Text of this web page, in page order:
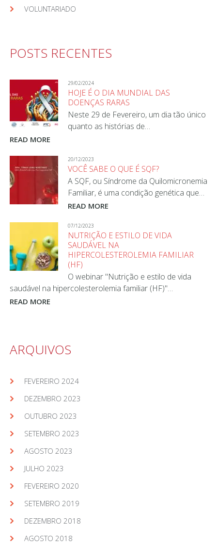
VOLUNTARIADO
POSTS RECENTES
29/02/2024
HOJE É O DIA MUNDIAL DAS
DOENÇAS RARAS
Neste 29 de Fevereiro, um dia tão único
quanto as histórias de…
READ MORE
20/12/2023
VOCÊ SABE O QUE É SQF?
A SQF, ou Síndrome da Quilomicronemia
Familiar, é uma condição genética que…
READ MORE
07/12/2023
NUTRIÇÃO E ESTILO DE VIDA
SAUDÁVEL NA
HIPERCOLESTEROLEMIA FAMILIAR
(HF)
O webinar "Nutrição e estilo de vida
saudável na hipercolesterolemia familiar (HF)"…
READ MORE
ARQUIVOS
FEVEREIRO 2024
DEZEMBRO 2023
OUTUBRO 2023
SETEMBRO 2023
AGOSTO 2023
JULHO 2023
FEVEREIRO 2020
SETEMBRO 2019
DEZEMBRO 2018
AGOSTO 2018